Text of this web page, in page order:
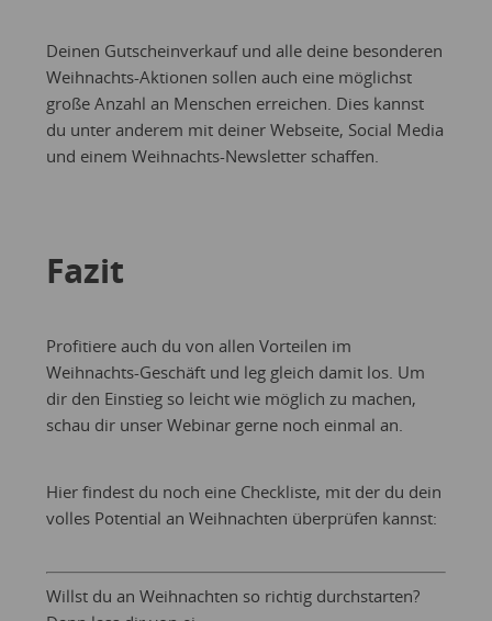
Deinen Gutscheinverkauf und alle deine besonderen
Weihnachts-Aktionen sollen auch eine möglichst
große Anzahl an Menschen erreichen. Dies kannst
du unter anderem mit deiner Webseite, Social Media
und einem Weihnachts-Newsletter schaffen.
Fazit
Profitiere auch du von allen Vorteilen im
Weihnachts-Geschäft und leg gleich damit los. Um
dir den Einstieg so leicht wie möglich zu machen,
schau dir unser Webinar gerne noch einmal an.
Hier findest du noch eine Checkliste, mit der du dein
volles Potential an Weihnachten überprüfen kannst:
Willst du an Weihnachten so richtig durchstarten?